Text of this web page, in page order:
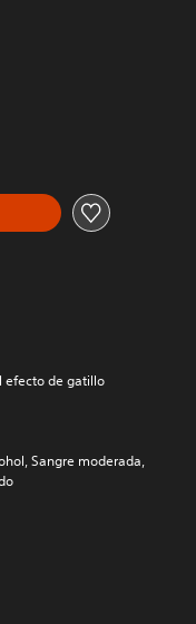
efecto de gatillo
Sangre moderada,